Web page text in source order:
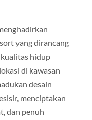
yang dirancang
hidup
di kawasan
desain
menciptakan
dan penuh